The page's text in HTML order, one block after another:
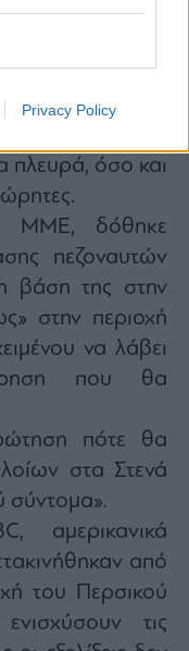
Privacy Policy
δεδομένα, η
πλευρά, όσο και
ΜΜΕ, δόθηκε
πεζοναυτών
βάση της στην
στην περιοχή
να λάβει
που θα
πότε θα
στα Στενά
σύντομα».
αμερικανικά
από
του Περσικού
τις